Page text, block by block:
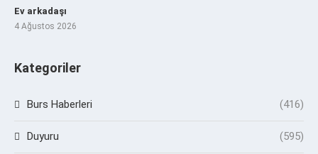
Ev arkadaşı
4 Ağustos 2026
Kategoriler
Burs Haberleri (416)
Duyuru (595)